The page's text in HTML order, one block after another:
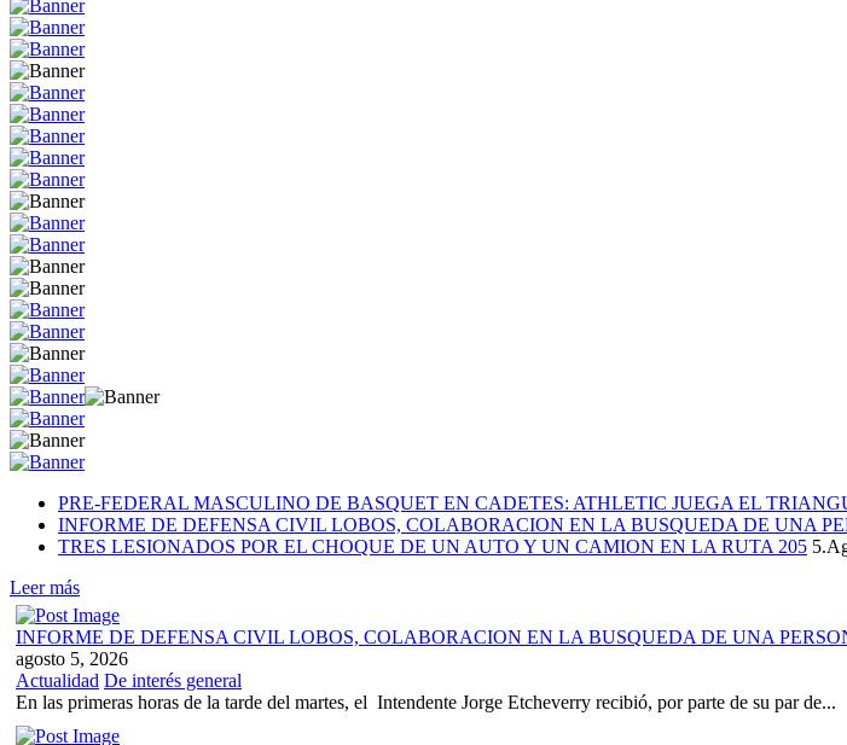
PRE-FEDERAL MASCULINO DE BASQUET EN CADETES: ATHLETIC JUEGA EL
INFORME DE DEFENSA CIVIL LOBOS, COLABORACION EN LA BUSQUEDA DE UNA
TRES LESIONADOS POR EL CHOQUE DE UN AUTO Y UN CAMION EN LA RUTA 205
Leer más
INFORME DE DEFENSA CIVIL LOBOS, COLABORACION EN LA BUSQUEDA DE UNA
agosto 5, 2026
Actualidad De interés general
En las primeras horas de la tarde del martes, el Intendente Jorge Etcheverry recibió, por parte de su par de...